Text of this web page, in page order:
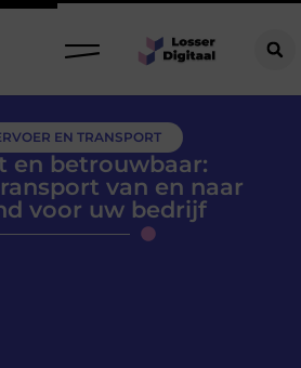
EN TRANSPORT
en betrouwbaar:
van en naar
voor uw bedrijf